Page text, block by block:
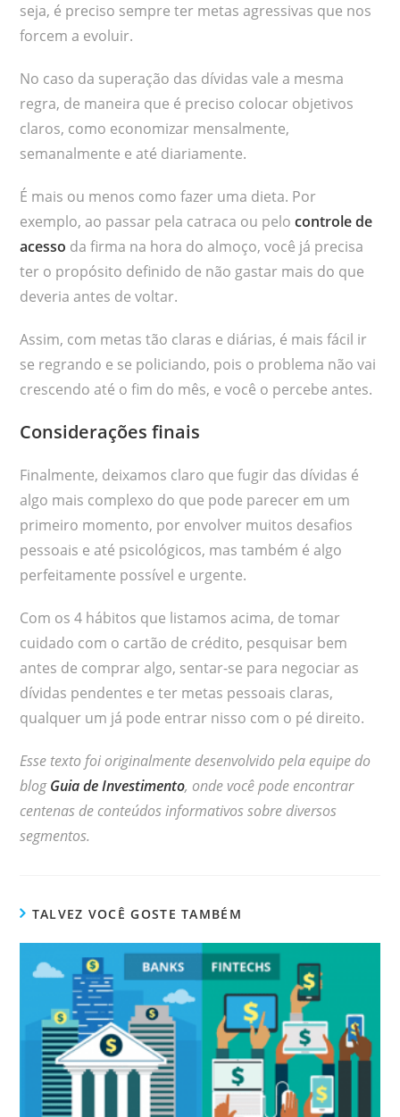
seja, é preciso sempre ter metas agressivas que nos
forcem a evoluir.
No caso da superação das dívidas vale a mesma
regra, de maneira que é preciso colocar objetivos
claros, como economizar mensalmente,
semanalmente e até diariamente.
É mais ou menos como fazer uma dieta. Por
exemplo, ao passar pela catraca ou pelocontrole de
acesso da firma na hora do almoço, você já precisa
ter o propósito definido de não gastar mais do que
deveria antes de voltar.
Assim, com metas tão claras e diárias, é mais fácil ir
se regrando e se policiando, pois o problema não vai
crescendo até o fim do mês, e você o percebe antes.
Considerações finais
Finalmente, deixamos claro que fugir das dívidas é
algo mais complexo do que pode parecer em um
primeiro momento, por envolver muitos desafios
pessoais e até psicológicos, mas também é algo
perfeitamente possível e urgente.
Com os 4 hábitos que listamos acima, de tomar
cuidado com o cartão de crédito, pesquisar bem
antes de comprar algo, sentar-se para negociar as
dívidas pendentes e ter metas pessoais claras,
qualquer um já pode entrar nisso com o pé direito.
Esse texto foi originalmente desenvolvido pela equipe do
blogGuia de Investimento, onde você pode encontrar
centenas de conteúdos informativos sobre diversos
segmentos.
TALVEZ VOCÊ GOSTE TAMBÉM